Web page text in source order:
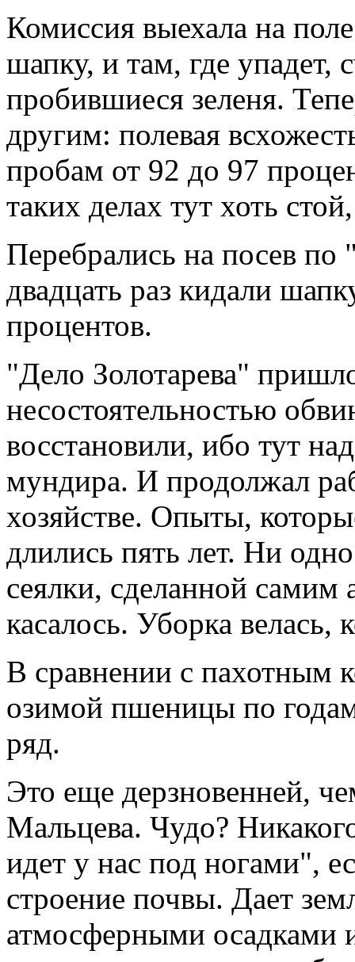
Комиссия выехала на
шапку, и там, где упадет,
пробившиеся зеленя.
другим: полевая
пробам от 92 до 97
таких делах тут хоть
Перебрались на посев
двадцать раз кидали
процентов.
"Дело Золотарева"
несостоятельностью
восстановили, ибо тут
мундира. И продолжал
хозяйстве. Опыты,
длились пять лет. Ни
сеялки, сделанной самим
касалось. Уборка велась,
В сравнении с пахотным
озимой пшеницы по
ряд.
Это еще дерзновенней,
Мальцева. Чудо?
идет у нас под ногами",
строение почвы. Дает
атмосферными осадками